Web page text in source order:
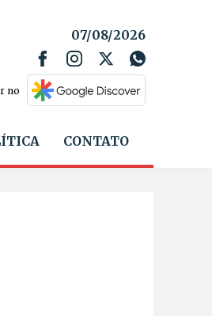
07/08/2026
no
CONTATO